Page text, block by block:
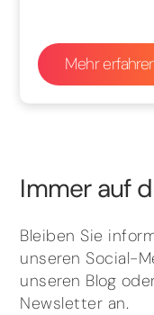
Mehr
Immer auf
Bleiben Sie
unseren Social-
unseren Blog
Newsletter an.